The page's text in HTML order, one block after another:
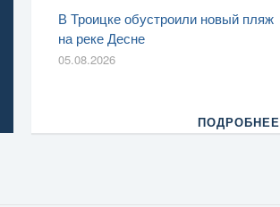
В Троицке обустроили новый пляж
на реке Десне
05.08.2026
ПОДРОБНЕЕ